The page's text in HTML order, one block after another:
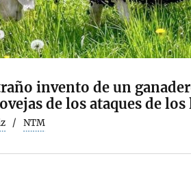
invento de un
de los ataques de
NTM